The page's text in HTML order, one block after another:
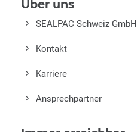
Über uns
SEALPAC Schweiz GmbH
Kontakt
Karriere
Ansprechpartner